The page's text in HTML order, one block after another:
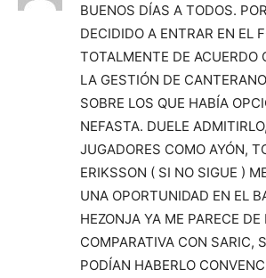
BUENOS DÍAS A TODOS.
DECIDIDO A ENTRAR EN EL
TOTALMENTE DE ACUERDO
LA GESTIÓN DE
SOBRE LOS QUE HABÍA
NEFASTA. DUELE
JUGADORES COMO AYÓN,
ERIKSSON ( SI NO SIGUE )
UNA OPORTUNIDAD EN EL
HEZONJA YA ME PARECE
COMPARATIVA CON SARIC,
PODÍAN HABERLO